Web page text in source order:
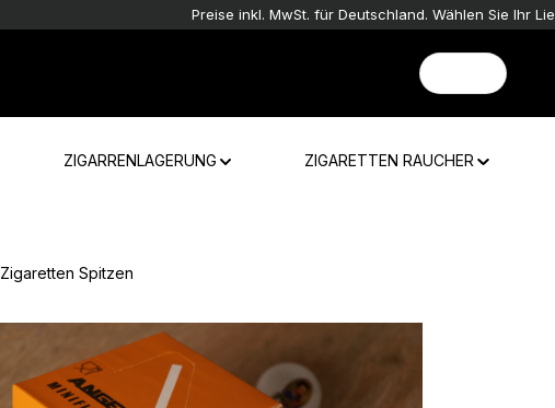
Preise inkl. MwSt. für Deutschland. Wählen Sie Ihr
ZIGARRENLAGERUNG ZIGARETTEN RAUCHER
Zigaretten Spitzen